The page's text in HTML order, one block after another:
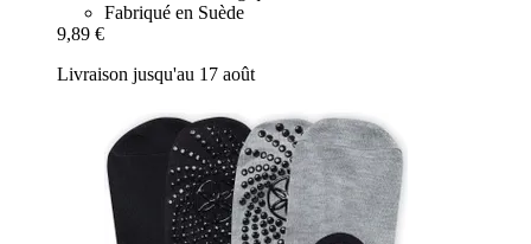
Fabriqué en Suède
9,89 €
Livraison jusqu'au 17 août